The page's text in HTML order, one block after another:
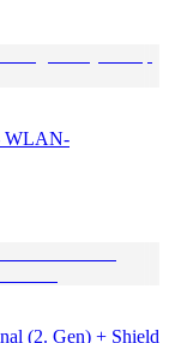
WLAN-
(2. Gen) + Shield